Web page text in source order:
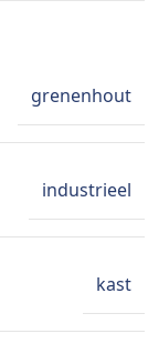
grenenhout
industrieel
kast